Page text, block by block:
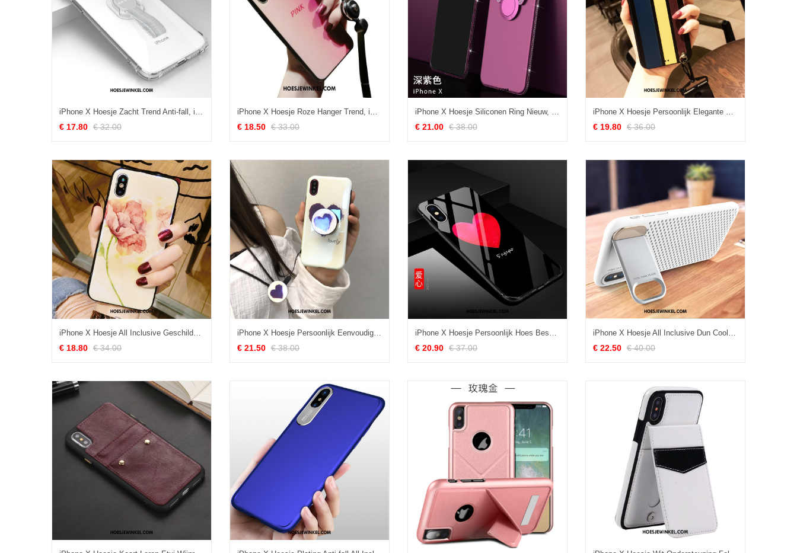
iPhone X Hoesje Zacht Trend Anti-fall, iPhone X Hoesje Mobiele Telefoon Nieuw
€ 17.80 € 32.00
iPhone X Hoesje Roze Hanger Trend, iPhone X Hoesje Nieuw Siliconen
€ 18.50 € 33.00
iPhone X Hoesje Siliconen Ring Nieuw, iPhone X Hoesje Trendy Merk Zacht
€ 21.00 € 38.00
iPhone X Hoesje Persoonlijk Elegante Hanger, iPhone X Hoesje Mobiele Telefoon Anti-fall
€ 19.80 € 36.00
iPhone X Hoesje All Inclusive Geschilderd Anti-fall, iPhone X Hoesje Zacht Siliconen
€ 18.80 € 34.00
iPhone X Hoesje Persoonlijk Eenvoudige Anti-fall, iPhone X Hoesje Opknoping Nek Liefde
€ 21.50 € 38.00
iPhone X Hoesje Persoonlijk Hoes Bescherming, iPhone X Hoesje Scheppend Trendy Merk
€ 20.90 € 37.00
iPhone X Hoesje All Inclusive Dun Coole, iPhone X Hoesje Hard Ondersteuning
€ 22.50 € 40.00